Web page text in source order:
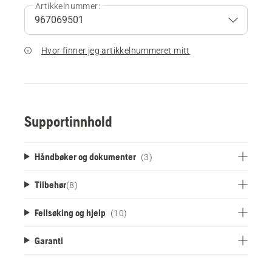
Artikkelnummer:
Hvor finner jeg artikkelnummeret mitt
Supportinnhold
Håndbøker og dokumenter (3)
Tilbehør(8)
Feilsøking og hjelp (10)
Garanti